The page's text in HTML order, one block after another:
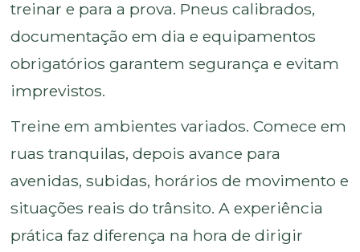
treinar e para a prova. Pneus calibrados,
documentação em dia e equipamentos
obrigatórios garantem segurança e evitam
imprevistos.
Treine em ambientes variados. Comece em
ruas tranquilas, depois avance para
avenidas, subidas, horários de movimento e
situações reais do trânsito. A experiência
prática faz diferença na hora de dirigir